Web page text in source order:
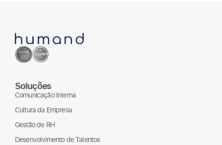
Soluções
Comunicação Interna
Cultura da Empresa
Gestão de RH
Desenvolvimento de Talentos